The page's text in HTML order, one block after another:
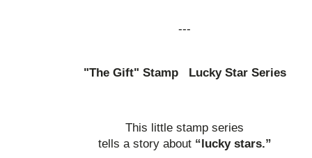
---
"The Gift" Stamp Lucky Star Series
This little stamp series
tells a story about “lucky stars.”